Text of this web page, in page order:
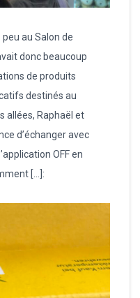
peu au Salon de
donc beaucoup
de produits
destinés au
allées, Raphaël et
d’échanger avec
OFF en
[…]: